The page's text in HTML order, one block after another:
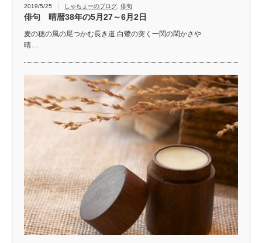
2019/5/25 しゃちょーのブログ 俳句
俳句 晴暦38年の5月27～6月2日
麦の穂の風の尾つかむ長き道 白鷺の突く一閃の閑かさや
晴…